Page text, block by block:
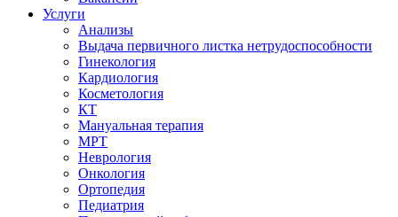
Услуги
Анализы
Выдача первичного листка нетрудоспособности
Гинекология
Кардиология
Косметология
КТ
Мануальная терапия
МРТ
Неврология
Онкология
Ортопедия
Педиатрия